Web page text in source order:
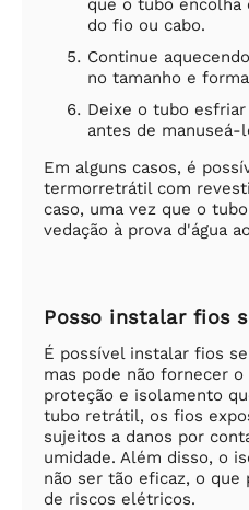
do fio ou cabo.
Continue
no tamanho e
Deixe o tubo
antes de manuseá-
Em alguns casos, é
termorretrátil com
caso, uma vez que o
vedação à prova d'água
Posso instalar fios
É possível instalar fios
mas pode não fornecer
proteção e isolamento
tubo retrátil, os fios
sujeitos a danos por
umidade. Além disso, o
não ser tão eficaz, o que
de riscos elétricos.